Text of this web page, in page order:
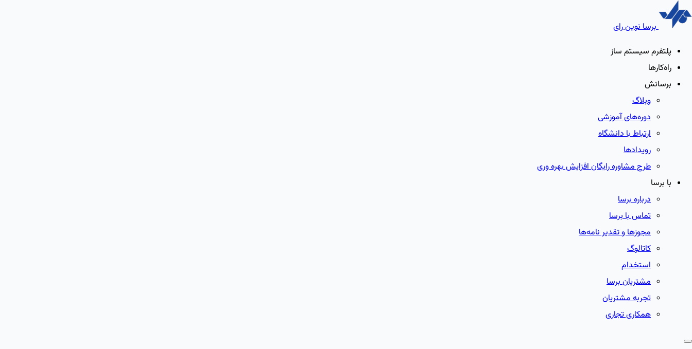
برسا نوین رای
پلتفرم سیستم ساز
راه‌کارها
برسانش
وبلاگ
دوره‌های آموزشی
ارتباط با دانشگاه
رویدادها
طرح مشاوره رایگان افزایش بهره وری
با برسا
درباره برسا
تماس با برسا
مجوزها و تقدیر نامه‌ها
کاتالوگ
استخدام
مشتریان برسا
تجربه مشتریان
همکاری تجاری